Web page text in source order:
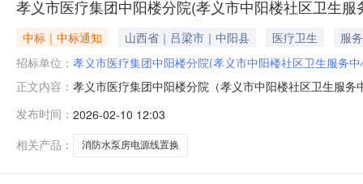
孝义市医疗集团中阳楼分院(孝义市中阳楼社区卫生
中标｜中标通知 山西省｜吕梁市｜中阳县 医疗卫生
服务
招标单位： 孝义市医疗集团中阳楼分院(孝义市中阳楼社区卫生服务
正文内容： 孝义市医疗集团中阳楼分院（孝义市中阳楼社区卫生服
应商将与我院进一步协商并签订合同，以确保事项的顺
需要进一步了解的信息，请与我院联系。再次感谢各位
发布时间： 2026-02-10 12:03
相关产品：
消防水泵房电源线置换